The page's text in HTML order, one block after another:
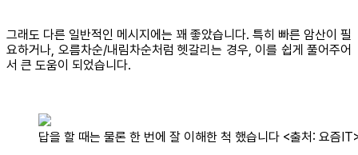
그래도 다른 일반적인 메시지에는 꽤 좋았습니다. 특히 빠른 암산이 필
요하거나, 오름차순/내림차순처럼 헷갈리는 경우, 이를 쉽게 풀어주어
서 큰 도움이 되었습니다.
답을 할 때는 물론 한 번에 잘 이해한 척 했습니다 <출처: 요즘